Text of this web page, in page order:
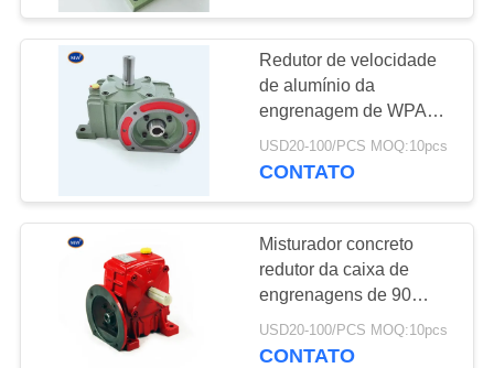
PEÇA
UMAS
CITAÇÕES
DO
SITE
PRIVACY
engrenagem cónica
espiral
131
Redutor de velocidade
de alumínio da
engrenagem de WPA
WPO NMRV das caixas
de engrenagens do
USD20-100/PCS MOQ:10pcs
CONTATO
Misturador concreto
redutor da caixa de
engrenagens de 90
graus
USD20-100/PCS MOQ:10pcs
CONTATO